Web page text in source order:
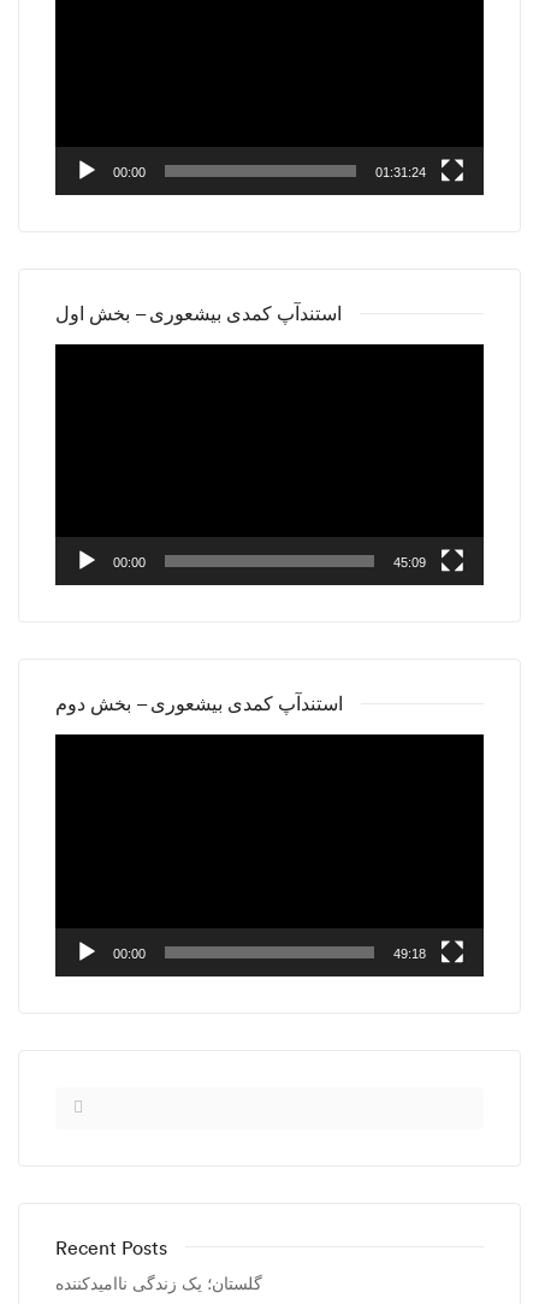
00:00 01:31:24
استندآپ کمدی بیشعوری – بخش اول
00:00 45:09
استندآپ کمدی بیشعوری – بخش دوم
00:00 49:18
Recent Posts
گلستان؛ یک زندگی ناامیدکننده